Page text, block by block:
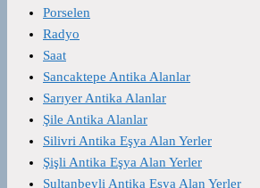
Porselen
Radyo
Saat
Sancaktepe Antika Alanlar
Sarıyer Antika Alanlar
Şile Antika Alanlar
Silivri Antika Eşya Alan Yerler
Şişli Antika Eşya Alan Yerler
Sultanbeyli Antika Eşya Alan Yerler